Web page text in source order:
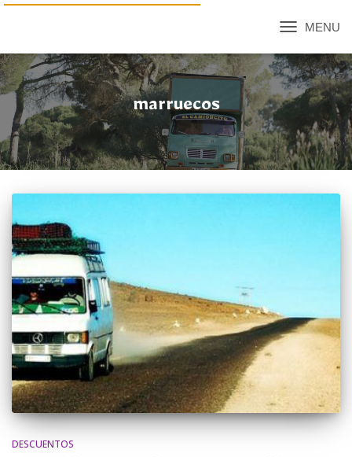
MODO
DE
NAVEGACIÓN
marruecos
DESCUENTOS